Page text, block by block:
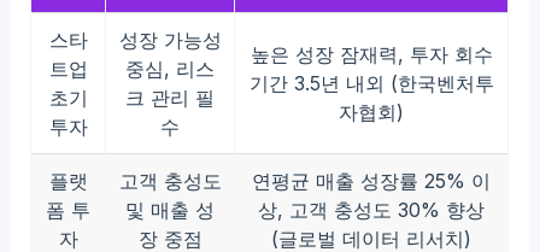
스타
트업
초기
투자
성장 가능성
중심, 리스
크 관리 필
수
높은 성장 잠재력, 투자 회수
기간 3.5년 내외 (한국벤처투
자협회)
플랫
폼 투
자
고객 충성도
및 매출 성
장 중점
연평균 매출 성장률 25% 이
상, 고객 충성도 30% 향상
(글로벌 데이터 리서치)